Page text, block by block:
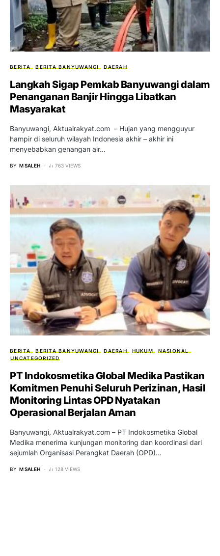
BERITA BERITA BANYUWANGI DAERAH
Langkah Sigap Pemkab Banyuwangi dalam
Penanganan Banjir Hingga Libatkan
Masyarakat
Banyuwangi, Aktualrakyat.com – Hujan yang mengguyur
hampir di seluruh wilayah Indonesia akhir – akhir ini
menyebabkan genangan air…
BY M SALEH 763 VIEWS
BERITA BERITA BANYUWANGI DAERAH HUKUM
NASIONAL
UNCATEGORIZED
PT Indokosmetika Global Medika Pastikan
Komitmen Penuhi Seluruh Perizinan, Hasil
Monitoring Lintas OPD Nyatakan
Operasional Berjalan Aman
Banyuwangi, Aktualrakyat.com – PT Indokosmetika Global
Medika menerima kunjungan monitoring dan koordinasi dari
sejumlah Organisasi Perangkat Daerah (OPD)…
BY M SALEH 128 VIEWS